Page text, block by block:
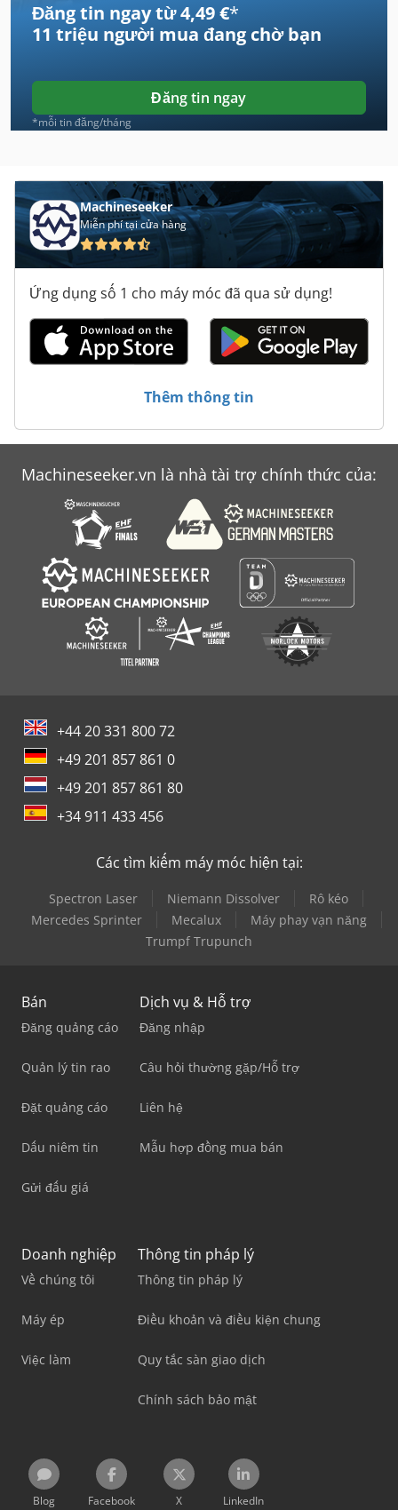
Atlas Copco Ga 15 Ff
Atlas Copco Ga 160
Atlas Copco Ga 18
Atlas Copco Ga 22
Atlas Copco Ga 30 Ff
Atlas Copco Ga 308
Atlas Copco Ga 37
Atlas Copco Ga 408
Atlas Copco Ga 45
Atlas Copco Ga 90 Ff
Atlas Copco Qas 30
Atlas Copco Qax 30
Đăng tin ngay từ 4,49 €*
11 triệu người mua đang chờ bạn
Đăng tin ngay
*mỗi tin đăng/tháng
Machineseeker
Miễn phí tại cửa hàng
Ứng dụng số 1 cho máy móc đã qua sử dụng!
Thêm thông tin
Machineseeker.vn là nhà tài trợ chính thức của:
+44 20 331 800 72
+49 201 857 861 0
+49 201 857 861 80
+34 911 433 456
Các tìm kiếm máy móc hiện tại:
Spectron Laser Niemann Dissolver
Rô kéo
Mercedes Sprinter
Mecalux
Máy phay vạn năng
Trumpf Trupunch
Bán
Đăng quảng cáo
Quản lý tin rao
Đặt quảng cáo
Dấu niêm tin
Gửi đấu giá
Dịch vụ & Hỗ trợ
Đăng nhập
Câu hỏi thường gặp/Hỗ trợ
Liên hệ
Mẫu hợp đồng mua bán
Doanh nghiệp
Về chúng tôi
Máy ép
Việc làm
Thông tin pháp lý
Thông tin pháp lý
Điều khoản và điều kiện chung
Quy tắc sàn giao dịch
Chính sách bảo mật
Blog Facebook X LinkedIn